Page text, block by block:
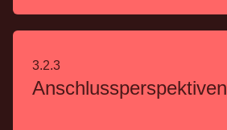
3.2.3
Anschluss­perspektiven